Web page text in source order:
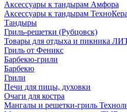
Аксессуары к тандырам Амфора
Аксессуары к тандырам
Тандыры
Гриль-решетки (Рубцовск)
Товары для отдыха и пикника
Гриль от Феникс
Барбекю-грили
Барбекю
Грили
Печи для пицы, духовки
Очаги для костра
Мангалы и решетки-гриль